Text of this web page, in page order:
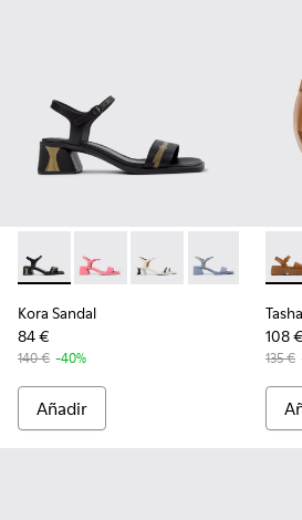
Kora Sandal - K201914-004 -
Kora Sandal - K201914-005
Kora Sandal -Kora Sandal -
Kora
Kora Sandal
84 €
140 € -40%
Añadir
Tasha
108 €
135 €